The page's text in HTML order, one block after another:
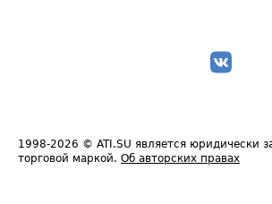
1998-2026 © ATI.SU является юридически
торговой маркой. Об авторских правах